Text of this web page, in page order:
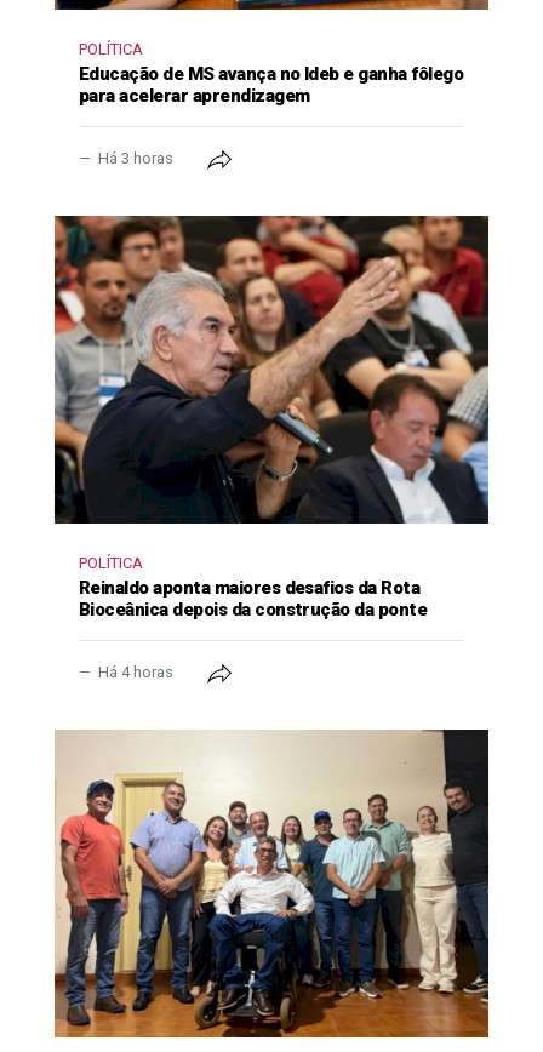
POLÍTICA
Educação de MS avança no Ideb e ganha fôlego
para acelerar aprendizagem
Há 3 horas
POLÍTICA
Reinaldo aponta maiores desafios da Rota
Bioceânica depois da construção da ponte
Há 4 horas